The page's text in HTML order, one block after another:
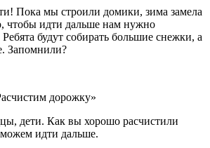
Пока мы строили домики, зима замела
чтобы идти дальше нам нужно
будут собирать большие снежки, а
Запомнили?
дорожку»
дети. Как вы хорошо расчистили
идти дальше.